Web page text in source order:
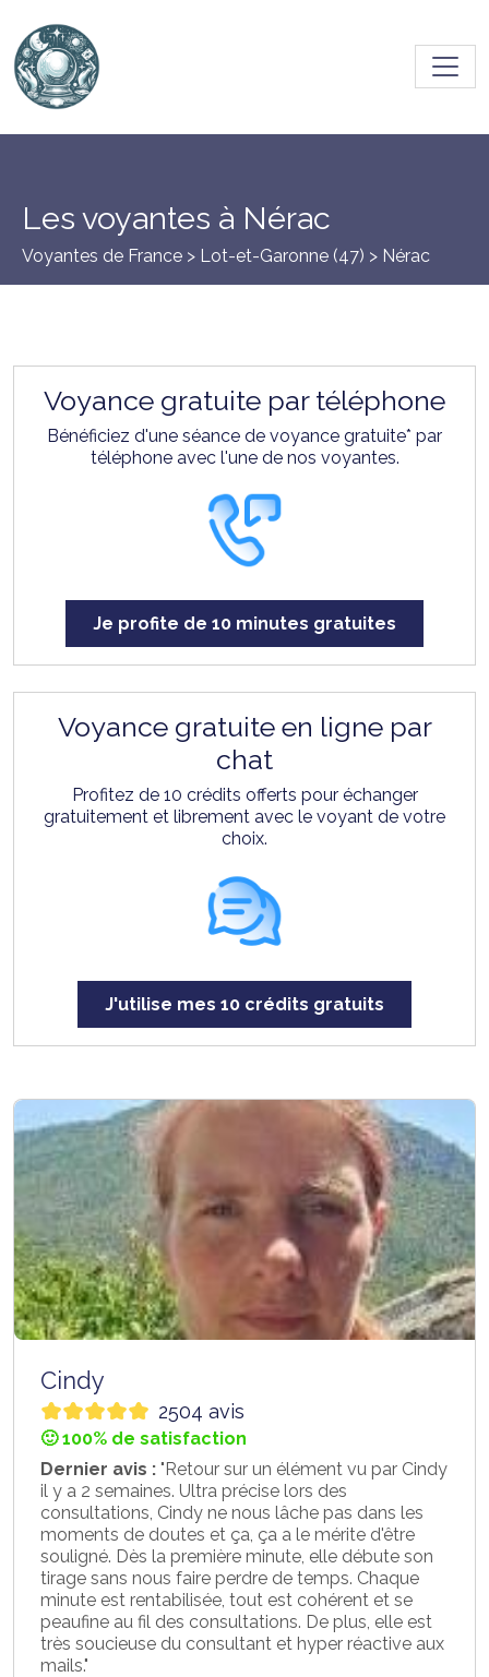
Les voyantes à Nérac
Voyantes de France > Lot-et-Garonne (47) > Nérac
Voyance gratuite par téléphone
Bénéficiez d'une séance de voyance gratuite* par
téléphone avec l'une de nos voyantes.
Je profite de 10 minutes gratuites
Voyance gratuite en ligne par
chat
Profitez de 10 crédits offerts pour échanger
gratuitement et librement avec le voyant de votre
choix.
J'utilise mes 10 crédits gratuits
Cindy
2504 avis
🙂 100% de satisfaction
Dernier avis : "Retour sur un élément vu par Cindy
il y a 2 semaines. Ultra précise lors des
consultations, Cindy ne nous lâche pas dans les
moments de doutes et ça, ça a le mérite d'être
souligné. Dès la première minute, elle débute son
tirage sans nous faire perdre de temps. Chaque
minute est rentabilisée, tout est cohérent et se
peaufine au fil des consultations. De plus, elle est
très soucieuse du consultant et hyper réactive aux
mails."